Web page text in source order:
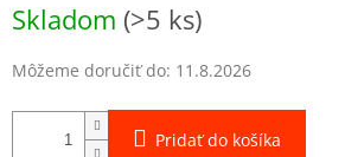
cena:
Skladom (>5 ks)
Môžeme doručiť do: 11.8.2026
Pridať do košíka